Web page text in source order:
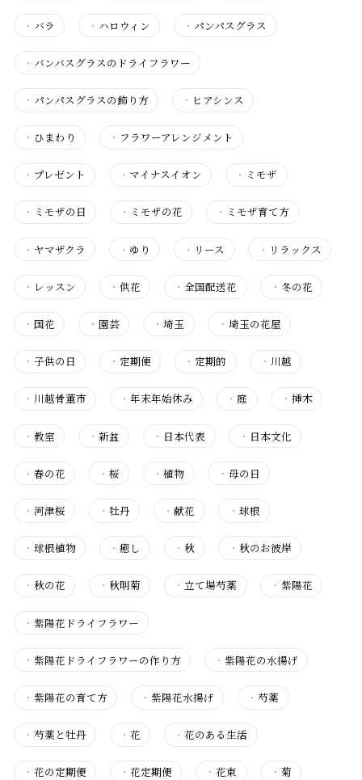
・ バラ ・ ハロウィン ・ パンパスグラス
・ バンバスグラスのドライフラワー
・ パンパスグラスの飾り方 ・ ヒアシンス
・ ひまわり ・ フラワーアレンジメント
・ プレゼント ・ マイナスイオン ・ ミモザ
・ ミモザの日 ・ ミモザの花 ・ ミモザ育て方
・ ヤマザクラ ・ ゆり ・ リース ・ リラックス
・ レッスン ・供花 ・全国配送花 ・ 冬の花
・ 国花 ・ 園芸 ・埼玉 ・ 埼玉の花屋
・ 子供の日 ・定期便 ・定期的 ・ 川越
・ 川越骨董市 ・年末年始休み ・ 庭 ・ 挿木
・ 教室 ・新盆 ・ 日本代表 ・ 日本文化
・ 春の花 ・桜 ・植物 ・ 母の日
・ 河津桜 ・牡丹 ・献花 ・ 球根
・ 球根植物 ・癒し ・秋 ・ 秋のお彼岸
・ 秋の花 ・秋明菊 ・ 立て場芍薬 ・ 紫陽花
・ 紫陽花ドライフラワー
・ 紫陽花ドライフラワーの作り方 ・ 紫陽花の水揚げ
・ 紫陽花の育て方 ・ 紫陽花水揚げ ・芍薬
・ 芍薬と牡丹 ・花 ・花のある生活
・ 花の定期便 ・花定期便 ・花束 ・ 菊